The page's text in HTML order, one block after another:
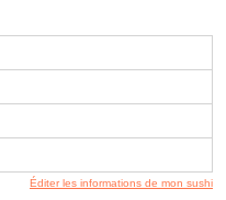
Éditer les informations de mon sushi